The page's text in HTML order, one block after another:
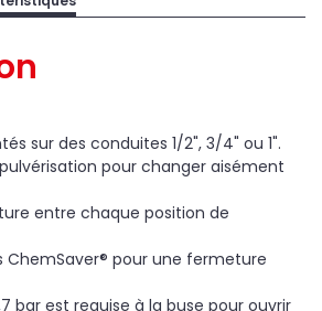
sur des conduites 1/2", 3/4" ou 1".
pour changer aisément
entre chaque position de
pour une fermeture
bar est requise à la buse pour ouvrir